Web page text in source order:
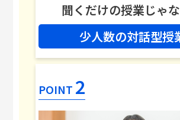
聞くだけの授業じゃな
少人数の対話型授
POINT 2